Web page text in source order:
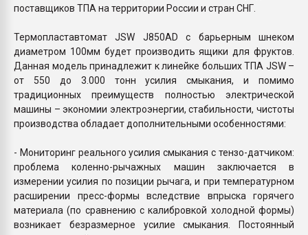
поставщиков ТПА на территории России и стран СНГ.
Термопластавтомат JSW J850AD с барьерным шнеком
диаметром 100мм будет производить ящики для фруктов.
Данная модель принадлежит к линейке больших ТПА JSW –
от 550 до 3.000 тонн усилия смыкания, и помимо
традиционных преимуществ полностью электрической
машины – экономии электроэнергии, стабильности, чистоты
производства обладает дополнительными особенностями:
- Мониторинг реального усилия смыкания с тензо-датчиком:
проблема коленно-рычажных машин заключается в
измерении усилия по позиции рычага, и при температурном
расширении пресс-формы вследствие впрыска горячего
материала (по сравнению с калибровкой холодной формы)
возникает безразмерное усилие смыкания. Постоянный